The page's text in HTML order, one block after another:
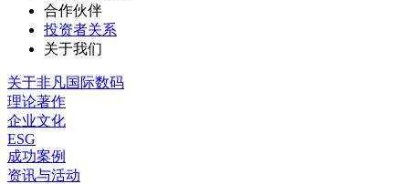
合作伙伴
投资者关系
关于我们
关于非凡国际数码
理论著作
企业文化
ESG
成功案例
资讯与活动